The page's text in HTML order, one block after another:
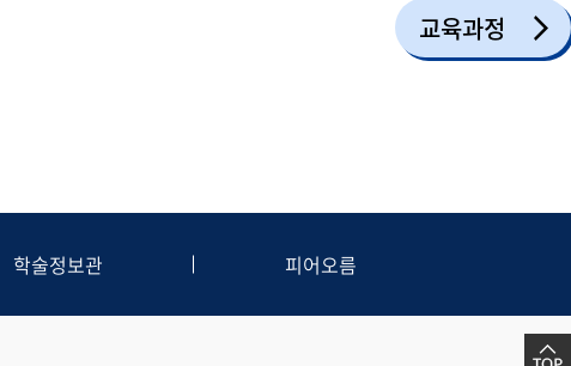
교육과정
학술정보관 피어오름